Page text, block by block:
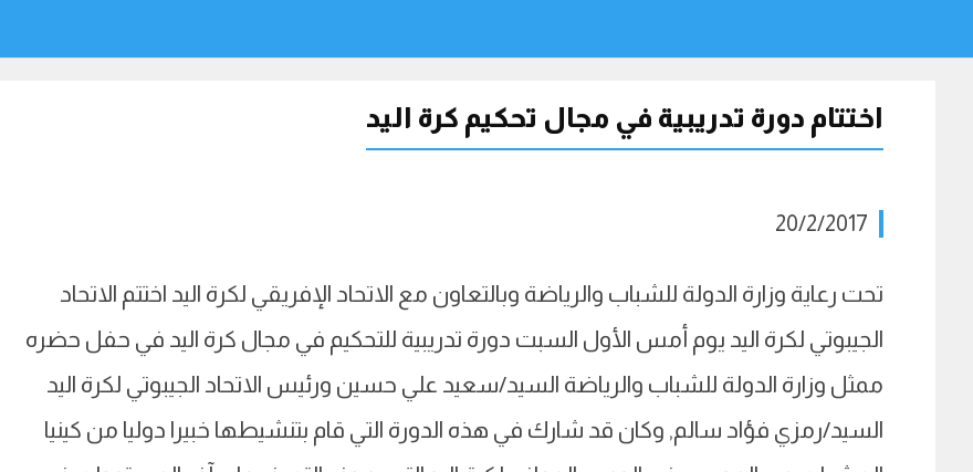
اختتام دورة تدريبية في مجال تحكيم كرة اليد
20/2/2017
تحت رعاية وزارة الدولة للشباب والرياضة وبالتعاون مع الاتحاد الإفريقي لكرة اليد اختتم الاتحاد
الجيبوتي لكرة اليد يوم أمس الأول السبت دورة تدريبية للتحكيم في مجال كرة اليد في حفل حضره
ممثل وزارة الدولة للشباب والرياضة السيد/سعيد علي حسين ورئيس الاتحاد الجيبوتي لكرة اليد
السيد/رمزي فؤاد سالم, وكان قد شارك في هذه الدورة التي قام بتنشيطها خبيرا دوليا من كينيا